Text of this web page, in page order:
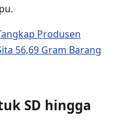
Produsen
56,69 Gram Barang
SD hingga